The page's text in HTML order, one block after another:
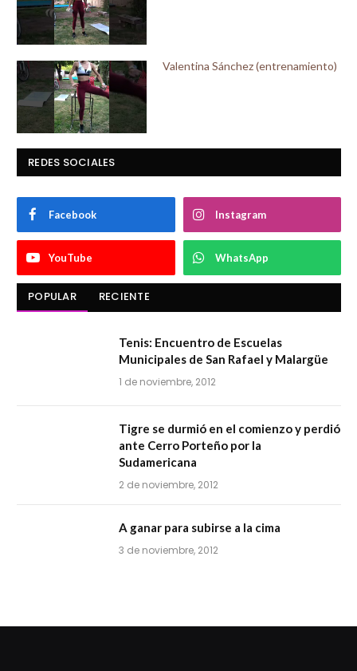
Valentina Sánchez (entrenamiento)
REDES SOCIALES
Facebook Instagram
YouTube WhatsApp
POPULAR RECIENTE
Tenis: Encuentro de Escuelas
Municipales de San Rafael y Malargüe
1 de noviembre, 2012
Tigre se durmió en el comienzo y perdió
ante Cerro Porteño por la
Sudamericana
2 de noviembre, 2012
A ganar para subirse a la cima
3 de noviembre, 2012